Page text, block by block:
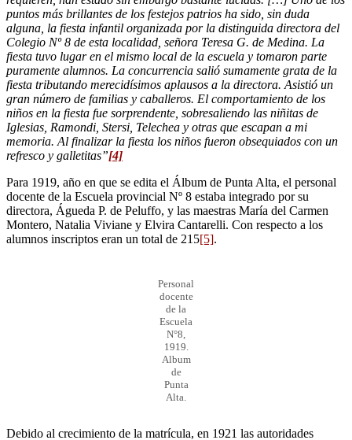
puntos más brillantes de los festejos patrios ha sido, sin duda
alguna, la fiesta infantil organizada por la distinguida directora del
Colegio Nº 8 de esta localidad, señora Teresa G. de Medina. La
fiesta tuvo lugar en el mismo local de la escuela y tomaron parte
puramente alumnos. La concurrencia salió sumamente grata de la
fiesta tributando merecidísimos aplausos a la directora. Asistió un
gran número de familias y caballeros. El comportamiento de los
niños en la fiesta fue sorprendente, sobresaliendo las niñitas de
Iglesias, Ramondi, Stersi, Telechea y otras que escapan a mi
memoria. Al finalizar la fiesta los niños fueron obsequiados con un
refresco y galletitas”[4]
Para 1919, año en que se edita el Álbum de Punta Alta, el personal
docente de la Escuela provincial Nº 8 estaba integrado por su
directora, Águeda P. de Peluffo, y las maestras María del Carmen
Montero, Natalia Viviane y Elvira Cantarelli. Con respecto a los
alumnos inscriptos eran un total de 215[5].
Personal
docente
de la
Escuela
N°8,
1919.
Album
de
Punta
Alta.
Debido al crecimiento de la matrícula, en 1921 las autoridades